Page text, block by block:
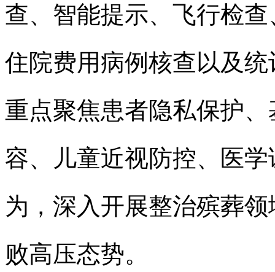
查、智能提示、飞行检
住院费用病例核查以及
重点聚焦患者隐私保护
容、儿童近视防控、医
为，深入开展整治殡葬
败高压态势。